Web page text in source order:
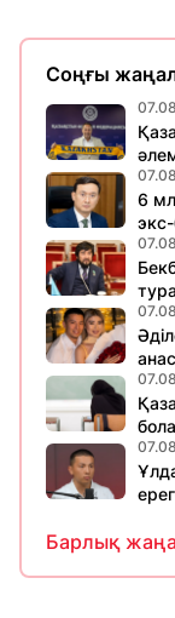
Соңғы
6
Барлық